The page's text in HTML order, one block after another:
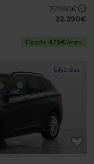
37.990€
32.390€
Desde 475€/mes
2 días